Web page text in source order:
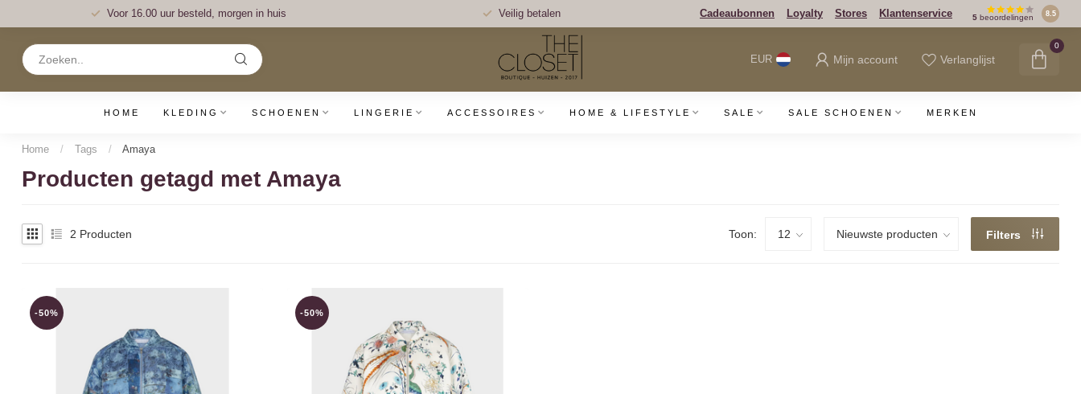
Voor 16.00 uur besteld, morgen in huis Veilig betalen Cadeaubonnen Loyalty Stores Klantenservice 5 beoordelingen 8.5
EUR Mijn account Verlanglijst
0
HOME KLEDING SCHOENEN LINGERIE ACCESSOIRES HOME & LIFESTYLE SALE SALE SCHOENEN MERKEN
Home / Tags / Amaya
Producten getagd met Amaya
2 Producten Toon: Filters
-50% -50%